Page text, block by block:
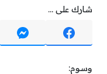
شارك على ...
وسوم: